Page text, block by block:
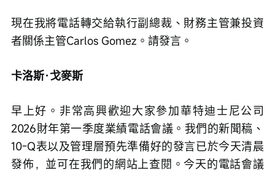
現在我將電話轉交給執行副總裁、財務主管兼投資
者關係主管Carlos Gomez。請發言。
卡洛斯·戈麥斯
早上好。非常高興歡迎大家參加華特迪士尼公司
2026財年第一季度業績電話會議。我們的新聞稿、
10-Q表以及管理層預先準備好的發言已於今天清晨
發佈，並可在我們的網站上查閱。今天的電話會議